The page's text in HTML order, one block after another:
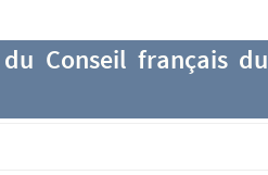
Conseil français du